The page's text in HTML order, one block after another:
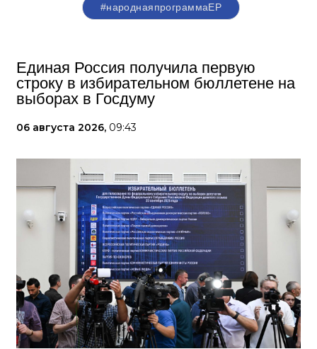
#народнаяпрограммаЕР
Единая Россия получила первую
строку в избирательном бюллетене на
выборах в Госдуму
06 августа 2026, 09:43